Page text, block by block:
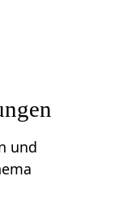
und